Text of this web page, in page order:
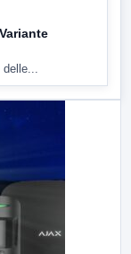
delle...